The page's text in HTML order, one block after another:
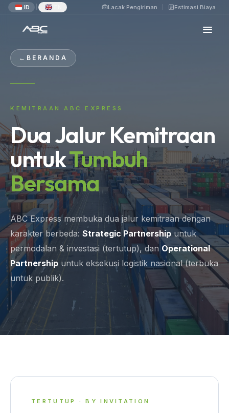
ID Lacak Pengiriman Estimasi Biaya
← BERANDA
KEMITRAAN ABC EXPRESS
Dua Jalur Kemitraan
untukTumbuh
Bersama
ABC Express membuka dua jalur kemitraan dengan
karakter berbeda: Strategic Partnership untuk
permodalan & investasi (tertutup), dan Operational
Partnership untuk eksekusi logistik nasional (terbuka
untuk publik).
TERTUTUP · BY INVITATION